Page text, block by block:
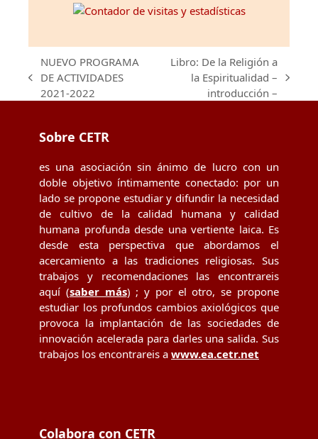
previous
post:
NUEVO PROGRAMA
DE ACTIVIDADES
2021-2022
post:
Libro: De la Religión a
la Espiritualidad –
introducción –
Sobre CETR
es una asociación sin ánimo de lucro con un
doble objetivo íntimamente conectado: por un
lado se propone estudiar y difundir la necesidad
de cultivo de la calidad humana y calidad
humana profunda desde una vertiente laica. Es
desde esta perspectiva que abordamos el
acercamiento a las tradiciones religiosas. Sus
trabajos y recomendaciones las encontrareis
aquí (saber más) ; y por el otro, se propone
estudiar los profundos cambios axiológicos que
provoca la implantación de las sociedades de
innovación acelerada para darles una salida. Sus
trabajos los encontrareis a www.ea.cetr.net
Colabora con CETR